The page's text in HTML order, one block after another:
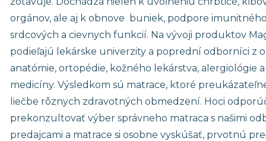
Stredne tuhé matrace
Tuhé matrace
Matrace
Matrace
Akýkoľvek
orgánov, ale aj k obnove buniek, podpore
srdcových a cievnych funkcií. Na vývoji produktov
podieľajú lekárske univerzity a poprední odborníci z
anatómie, ortopédie, kožného lekárstva, alergiológie
medicíny. Výsledkom sú matrace, ktoré
liečbe rôznych zdravotných obmedzení. Hoci
prekonzultovať výber správneho matraca s našimi
predajcami a matrace si osobne vyskúšať, prvotnú